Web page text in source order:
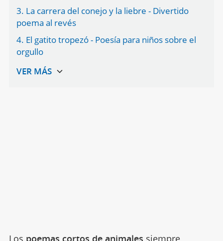
3. La carrera del conejo y la liebre - Divertido
poema al revés
4. El gatito tropezó - Poesía para niños sobre el
orgullo
Los poemas cortos de animales siempre